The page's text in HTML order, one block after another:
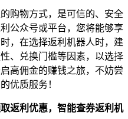
购物方式，是可信的、安全
公众号或平台，您将能够享
，在选择返利机器人时，建
、兑换门槛等因素，以选择
高佣金的赚钱之旅，不妨尝
优质服务！
返利优惠，智能查券返利机